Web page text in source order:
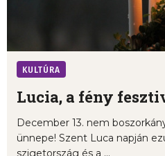
KULTÚRA
Lucia, a fény
December 13. nem
ünnepe! Szent Luca napján
szigetország és a ...